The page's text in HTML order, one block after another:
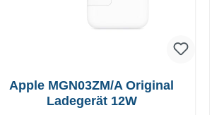
Apple MGN03ZM/A Original
Ladegerät 12W